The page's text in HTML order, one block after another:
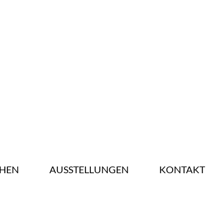
AUSSTELLUNGEN KONTAKT